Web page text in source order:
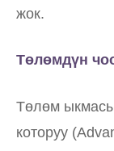
жок.
Төлөмдүн
Төлөм
которуу